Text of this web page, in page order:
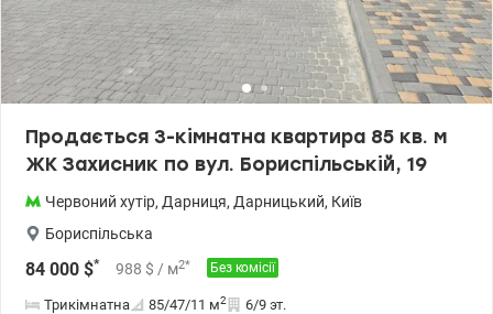
Продається 3-кімнатна квартира 85 кв. м
ЖК Захисник по вул. Бориспільській, 19
Червоний хутір, Дарниця, Дарницький, Київ
Бориспільська
84 000 $* 988 $ / м2* Без комісії
Трикімнатна 85/47/11 м2 6/9 эт.